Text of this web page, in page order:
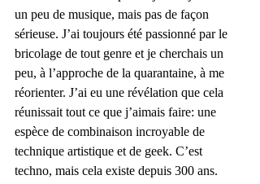
un peu de musique, mais pas de façon
sérieuse. J’ai toujours été passionné par le
bricolage de tout genre et je cherchais un
peu, à l’approche de la quarantaine, à me
réorienter. J’ai eu une révélation que cela
réunissait tout ce que j’aimais faire: une
espèce de combinaison incroyable de
technique artistique et de geek. C’est
techno, mais cela existe depuis 300 ans.